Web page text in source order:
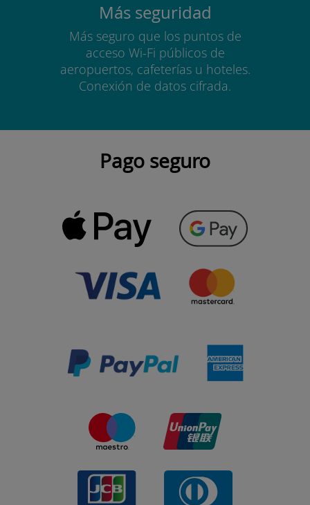
Más seguridad
Más seguro que los puntos de
acceso Wi-Fi públicos de
aeropuertos, cafeterías u hoteles.
Conexión de datos cifrada.
Pago seguro